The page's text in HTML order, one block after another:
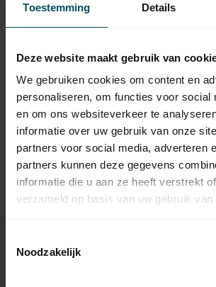
Toestemming Details
Deze website maakt gebruik van
We gebruiken cookies om content en
personaliseren, om functies voor social
en om ons websiteverkeer te
informatie over uw gebruik van onze
partners voor social media, adverteren
partners kunnen deze gegevens
informatie die u aan ze heeft verstrekt
verzameld op basis van uw gebruik
Noodzakelijk
Gerelateerde producten
GEIGER
Geiger Kniekoppeling met
vierkante as 6 mm
Op voorraad
HUISMERK
Huismerk Kunststof
met vierkante aspen